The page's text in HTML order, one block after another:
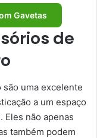
Gavetas
de
uma excelente
a um espaço
Eles não apenas
também podem